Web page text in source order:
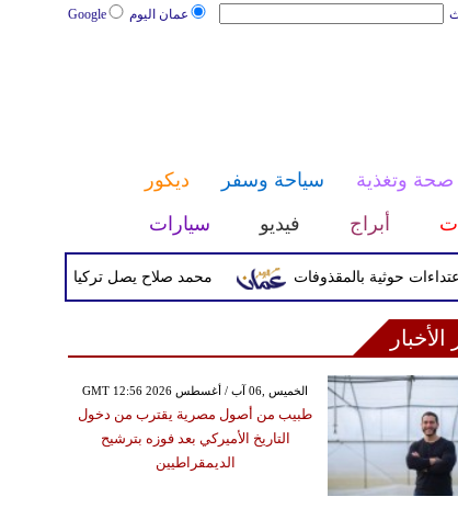
عمان اليوم Google
صحة وتغذية سياحة وسفر
ديكور
أبراج فيديو سيارات
محمد صلاح يصل تركيا الأربعاء لإتمام
الأخبار
GMT 12:56 2026 الخميس ,06 آب / أغسطس
طبيب من أصول مصرية يقترب من دخول
التاريخ الأميركي بعد فوزه بترشيح
الديمقراطيين